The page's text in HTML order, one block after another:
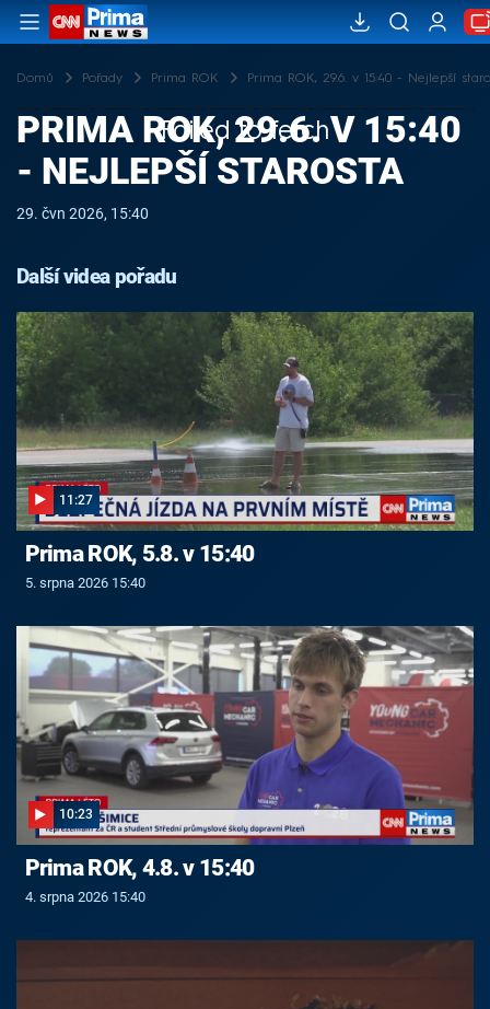
Domů Pořady Prima ROK Prima ROK, 29.6. v 15:40 - Nejlepší
Failed to fetch
PRIMA ROK, 29.6. V 15:40
- NEJLEPŠÍ STAROSTA
29. čvn 2026, 15:40
Další videa pořadu
11:27
Prima ROK, 5.8. v 15:40
5. srpna 2026 15:40
10:23
Prima ROK, 4.8. v 15:40
4. srpna 2026 15:40